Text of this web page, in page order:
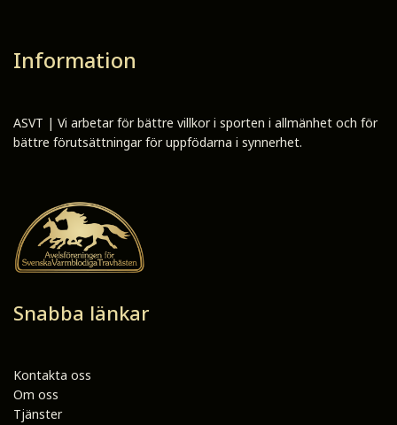
Information
ASVT | Vi arbetar för bättre villkor i sporten i allmänhet och för
bättre förutsättningar för uppfödarna i synnerhet.
Snabba länkar
Kontakta oss
Om oss
Tjänster